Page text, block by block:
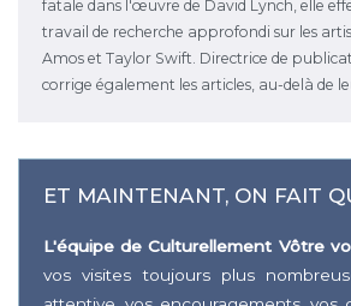
fatale dans l'œuvre de David Lynch, elle
travail de recherche approfondi sur les
Amos et Taylor Swift. Directrice de
corrige également les articles, au-delà de
ET MAINTENANT, ON FAIT
L'équipe de Culturellement Vôtre
vos visites toujours plus